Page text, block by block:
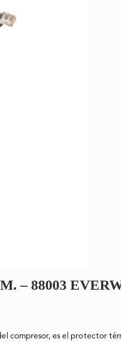
– 88003
compresor, es el protector